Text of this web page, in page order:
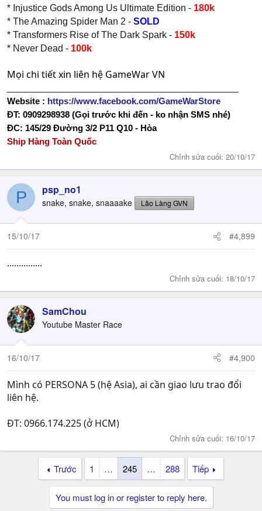
* Injustice Gods Among Us Ultimate Edition - 180k
* The Amazing Spider Man 2 - SOLD
* Transformers Rise of The Dark Spark - 150k
* Never Dead - 100k
Mọi chi tiết xin liên hệ GameWar VN
Website : https://www.facebook.com/GameWarStore
ĐT: 0909298938 (Gọi trước khi đến - ko nhận SMS nhé)
ĐC: 145/29 Đường 3/2 P11 Q10 - Hòa
Ship Hàng Toàn Quốc
Chỉnh sửa cuối: 20/10/17
P psp_no1
snake, snake, snaaaake Lão Làng GVN
15/10/17 #4,899
...............
Chỉnh sửa cuối: 18/10/17
SamChou
Youtube Master Race
16/10/17 #4,900
Mình có PERSONA 5 (hệ Asia), ai cần giao lưu trao đổi
liên hệ.
ĐT: 0966.174.225 (ở HCM)
Chỉnh sửa cuối: 16/10/17
Trước 1 … 245 … 288 Tiếp
You must log in or register to reply here.